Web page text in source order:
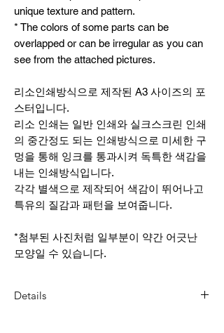
unique texture and pattern.
* The colors of some parts can be
overlapped or can be irregular as you can
see from the attached pictures.
리소인쇄방식으로 제작된 A3 사이즈의 포
스터입니다.
리소 인쇄는 일반 인쇄와 실크스크린 인쇄
의 중간정도 되는 인쇄방식으로 미세한 구
멍을 통해 잉크를 통과시켜 독특한 색감을
내는 인쇄방식입니다.
각각 별색으로 제작되어 색감이 뛰어나고
특유의 질감과 패턴을 보여줍니다.
*첨부된 사진처럼 일부분이 약간 어긋난
모양일 수 있습니다.
Details